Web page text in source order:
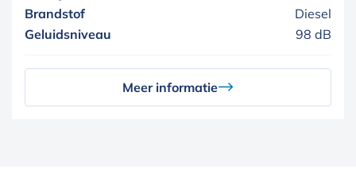
Brandstof
Diesel
Geluidsniveau
98 dB
Meer informatie